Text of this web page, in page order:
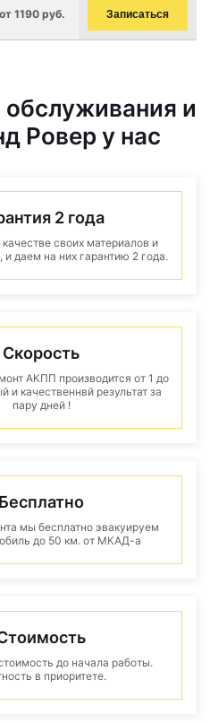
от 1190 руб. Записаться
и
Ровер у нас
2 года
своих материалов и
даем на них гарантию 2 года.
Скорость
АКПП производится от 1 до
и качественнвй результат за
пару дней !
Бесплатно
мы бесплатно эвакуируем
до 50 км. от МКАД-а
до начала работы.
в приоритете.